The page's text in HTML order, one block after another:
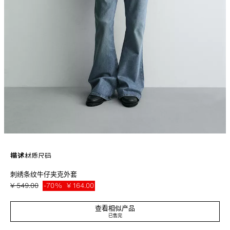
描述材质尺码
棉服衬里棉质牛仔面料宽松版型夹克外套。立领长袖。胯部设有饰边口袋，饰
有内口袋。正面饰有撞色拼接刺绣细节装饰。弹力饰层。正面拉链闭合。
3467/402/400
刺绣条纹牛仔夹克外套
¥ 549.00 -70% ¥ 164.00
查看相似产品
已售完
¥